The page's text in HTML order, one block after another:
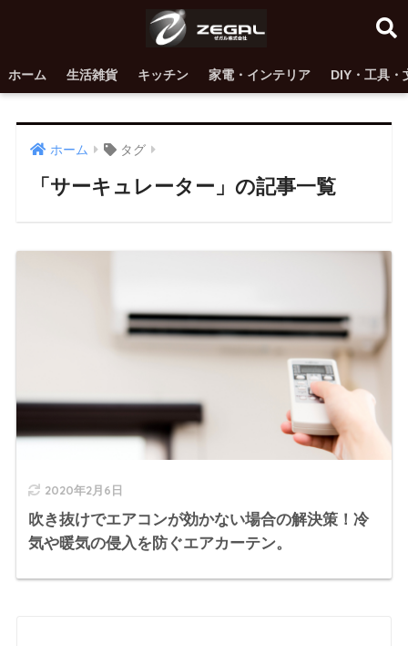
ホーム 生活雑貨 キッチン 家電・インテリア DIY・工具・
ホーム タグ
「サーキュレーター」の記事一覧
2020年2月6日
吹き抜けでエアコンが効かない場合の解決策！冷
気や暖気の侵入を防ぐエアカーテン。